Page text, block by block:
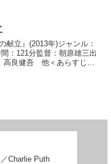
献立』(2013年)ジャンル：
：121分監督：朝原雄三出
高良健吾 他＜あらすじ＞
Charlie Puth